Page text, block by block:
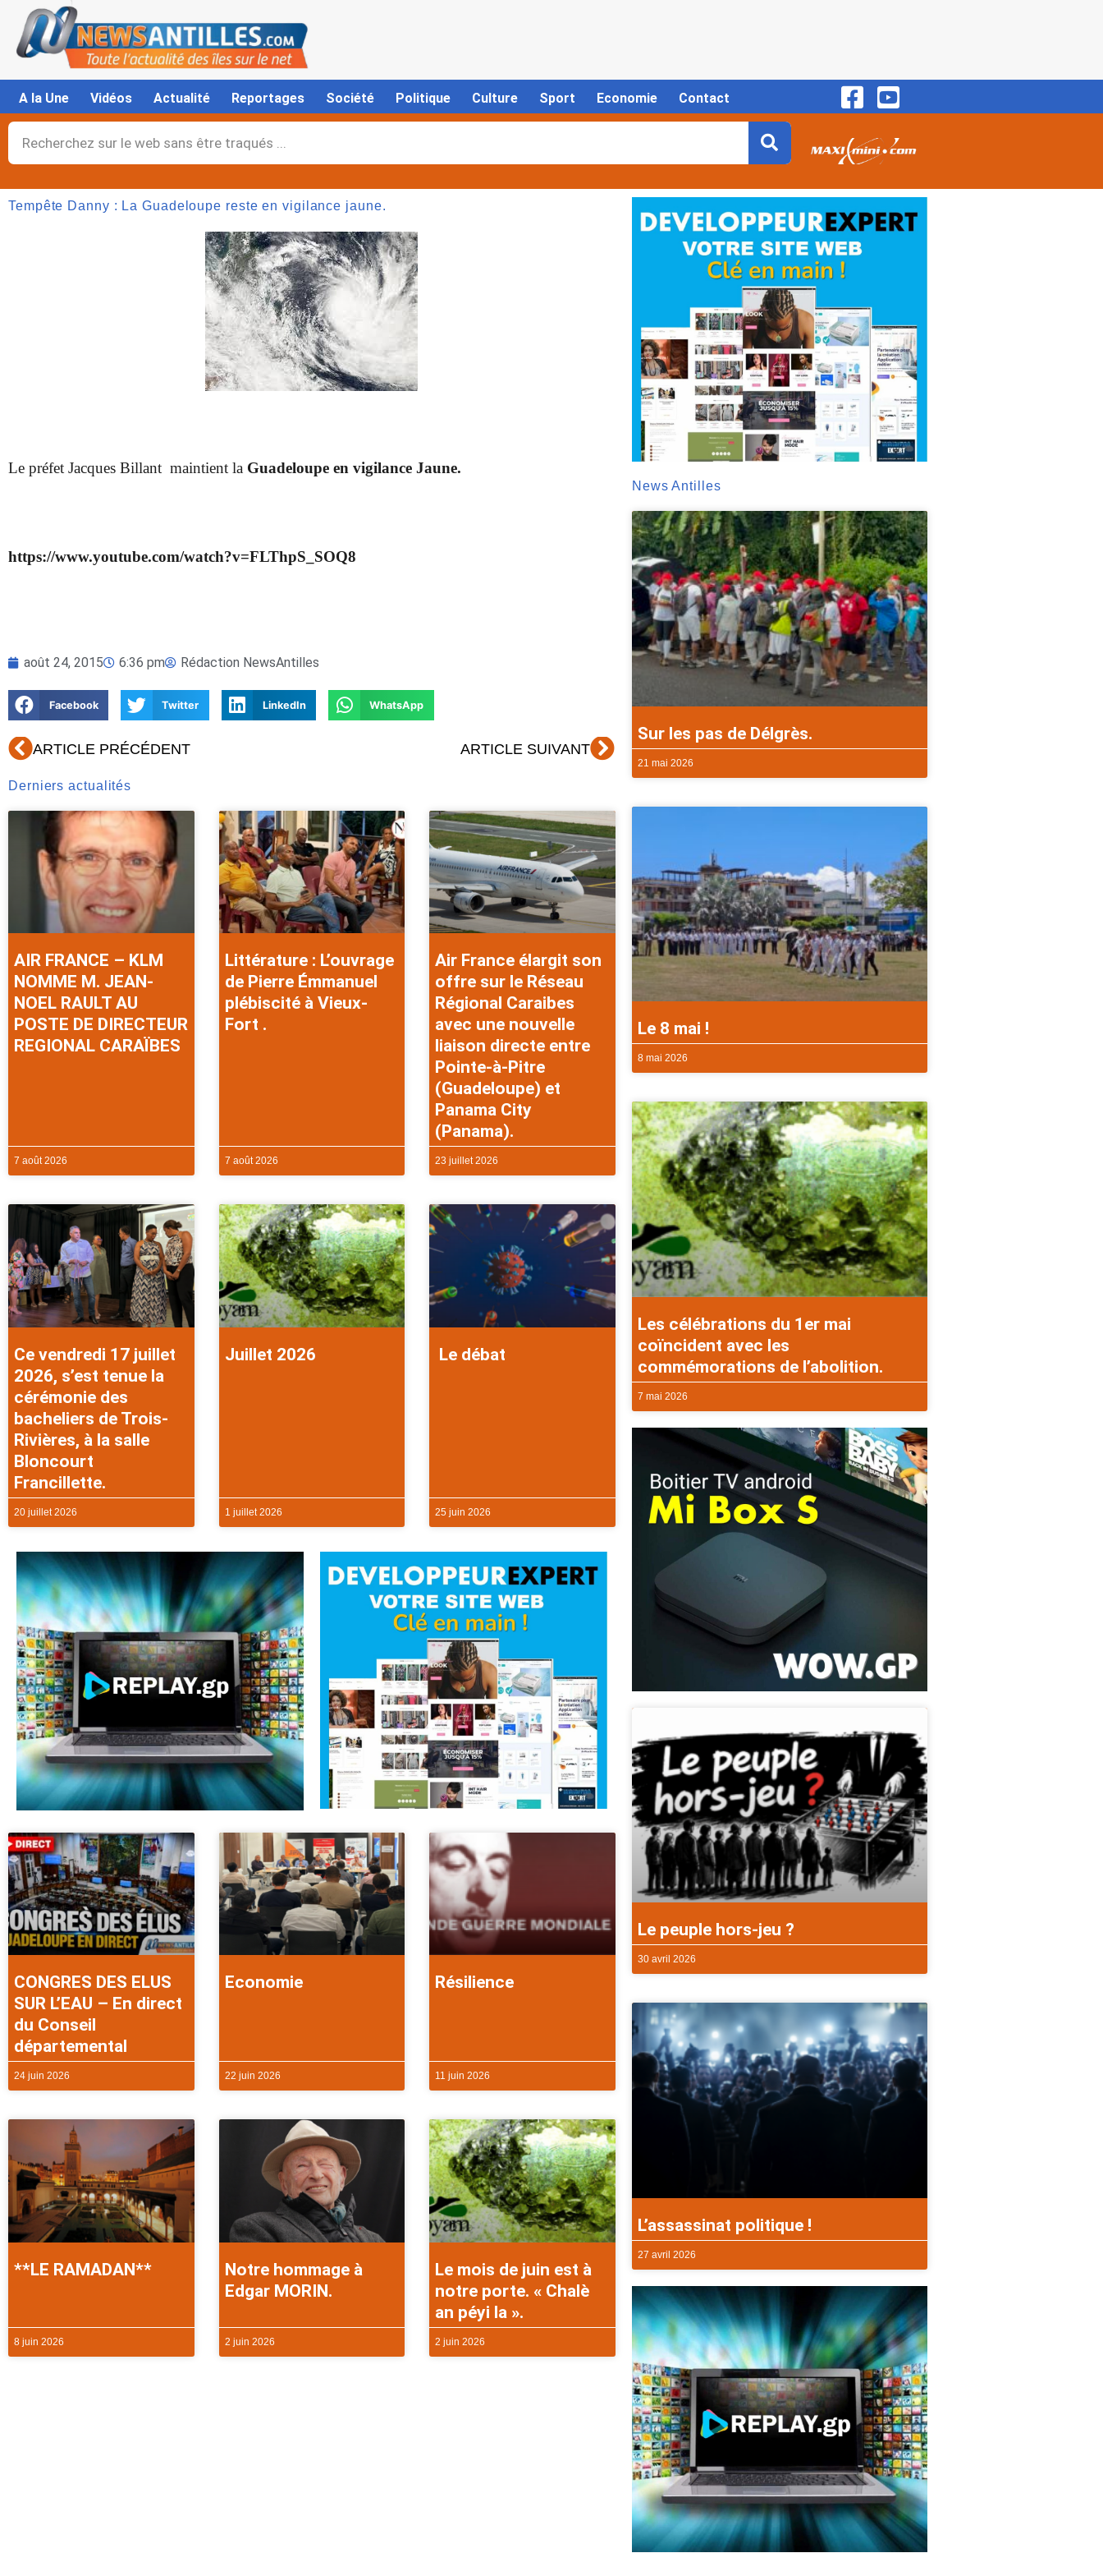
contenu
A la Une Vidéos Actualité Reportages Société Politique Culture Sport Economie Contact
Rechercher
Tempête Danny : La Guadeloupe reste en vigilance jaune.
Le préfet Jacques Billant maintient la Guadeloupe en vigilance Jaune.
https://www.youtube.com/watch?v=FLThpS_SOQ8
août 24, 2015 6:36 pm Rédaction NewsAntilles
Facebook Twitter LinkedIn WhatsApp
Précédent
ARTICLE PRÉCÉDENT ARTICLE SUIVANTSuivant
Derniers actualités
AIR FRANCE – KLM
NOMME M. JEAN-
NOEL RAULT AU
POSTE DE DIRECTEUR
REGIONAL CARAÏBES
7 août 2026
Littérature : L’ouvrage
de Pierre Émmanuel
plébiscité à Vieux-
Fort .
7 août 2026
Air France élargit son
offre sur le Réseau
Régional Caraibes
avec une nouvelle
liaison directe entre
Pointe-à-Pitre
(Guadeloupe) et
Panama City
(Panama).
23 juillet 2026
Ce vendredi 17 juillet
2026, s’est tenue la
cérémonie des
bacheliers de Trois-
Rivières, à la salle
Bloncourt
Francillette.
20 juillet 2026
Juillet 2026
1 juillet 2026
Le débat
25 juin 2026
CONGRES DES ELUS
SUR L’EAU – En direct
du Conseil
départemental
24 juin 2026
Economie
22 juin 2026
Résilience
11 juin 2026
**LE RAMADAN**
8 juin 2026
Notre hommage à
Edgar MORIN.
2 juin 2026
Le mois de juin est à
notre porte. « Chalè
an péyi la ».
2 juin 2026
News Antilles
Sur les pas de Délgrès.
21 mai 2026
Le 8 mai !
8 mai 2026
Les célébrations du 1er mai
coïncident avec les
commémorations de l’abolition.
7 mai 2026
Le peuple hors-jeu ?
30 avril 2026
L’assassinat politique !
27 avril 2026